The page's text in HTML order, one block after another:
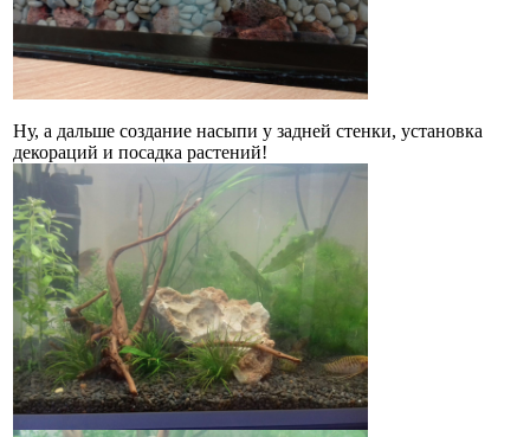
Ну, а дальше создание насыпи у задней стенки, установка
декораций и посадка растений!